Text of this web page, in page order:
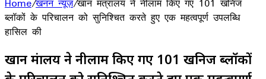
ब्लॉकों के परिचालन को सुनिश्चित करते हुए एक महत्वपूर्ण उपलब्धि
हासिल की
खान मंत्रालय ने नीलाम किए गए 101 खनिज ब्लॉकों